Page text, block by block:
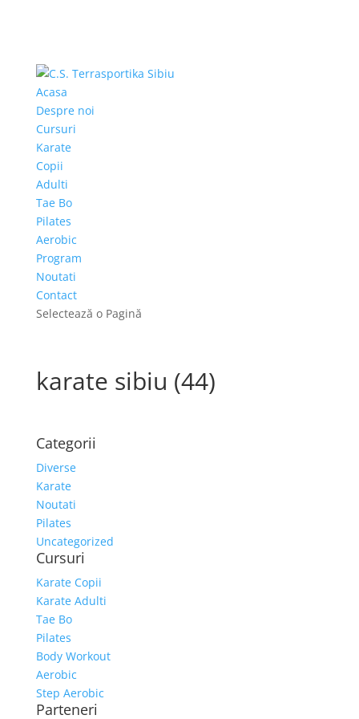
Acasa
Despre noi
Cursuri
Karate
Copii
Adulti
Tae Bo
Pilates
Aerobic
Program
Noutati
Contact
Selectează o Pagină
karate sibiu (44)
Categorii
Diverse
Karate
Noutati
Pilates
Uncategorized
Cursuri
Karate Copii
Karate Adulti
Tae Bo
Pilates
Body Workout
Aerobic
Step Aerobic
Parteneri